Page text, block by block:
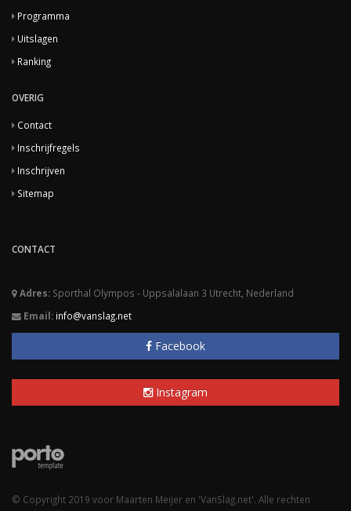
Programma
Uitslagen
Ranking
OVERIG
Contact
Inschrijfregels
Inschrijven
Sitemap
CONTACT
Adres: Sporthal Olympos - Uppsalalaan 3 Utrecht, Nederland
Email: info@vanslag.net
Facebook
Instagram
© Copyright 2019 voor Maarten Meijer en 'VanSlag.net'. Alle rechten